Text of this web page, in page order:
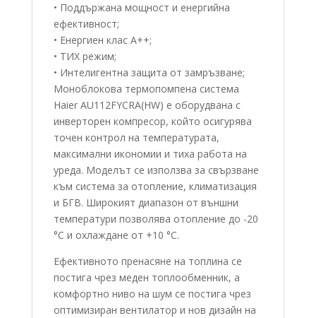
• Поддържана мощност и енергийна
ефективност;
• Енергиен клас А++;
• ТИХ режим;
• Интелигентна защита от замръзване;
Моноблокова термопомпена система
Haier AU112FYCRA(HW) е оборудвана с
инверторен компресор, който осигурява
точен контрол на температурата,
максимални икономии и тиха работа на
уреда. Моделът се използва за свързване
към система за отопление, климатизация
и БГВ. Широкият диапазон от външни
температури позволява отопление до -20
°C и охлаждане от +10 °C.
Ефективното пренасяне на топлина се
постига чрез меден топлообменник, а
комфортно ниво на шум се постига чрез
оптимизиран вентилатор и нов дизайн на